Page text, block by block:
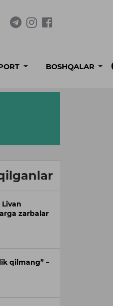
BOSHQALAR
zarbalar
qilmang” –